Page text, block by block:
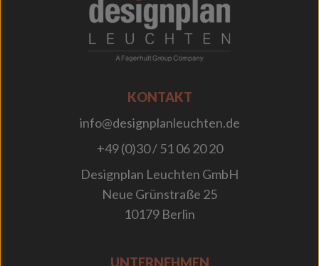
KONTAKT
info@designplanleuchten.de
+49 (0)30 / 51 06 20 20
Designplan Leuchten GmbH
Neue Grünstraße 25
10179 Berlin
UNTERNEHMEN